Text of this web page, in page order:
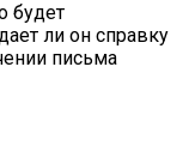
будет
ли он справку
письма